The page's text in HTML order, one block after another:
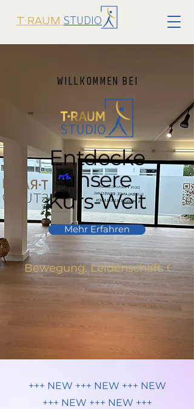
T·RAUM STUDIO
W i l l k o m m e n b e i
Entdecke
unsere
Kurs-Welt
Mehr Erfahren
Bewegung. Leidenschaft.
+++ NEW +++ NEW +++ NEW
+++ NEW +++ NEW +++